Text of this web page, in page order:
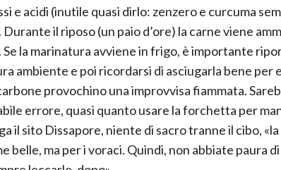
e acidi (inutile quasi dirlo: zenzero e curcuma
Durante il riposo (un paio d’ore) la carne viene
la marinatura avviene in frigo, è importante
ambiente e poi ricordarsi di asciugarla bene per
provochino una improvvisa fiammata.
errore, quasi quanto usare la forchetta per
il sito Dissapore, niente di sacro tranne il cibo,
belle, ma per i voraci. Quindi, non abbiate paura